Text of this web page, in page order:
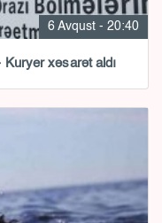
6 Avqust - 20:40
Kuryer xəsarət aldı